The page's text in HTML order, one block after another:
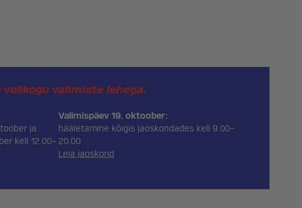
valimiste lehega.
ja
kell 12.00–
Valimispäev 19. oktoober:
hääletamine kõigis jaoskondades kell 9.00–
20.00
Leia jaoskond